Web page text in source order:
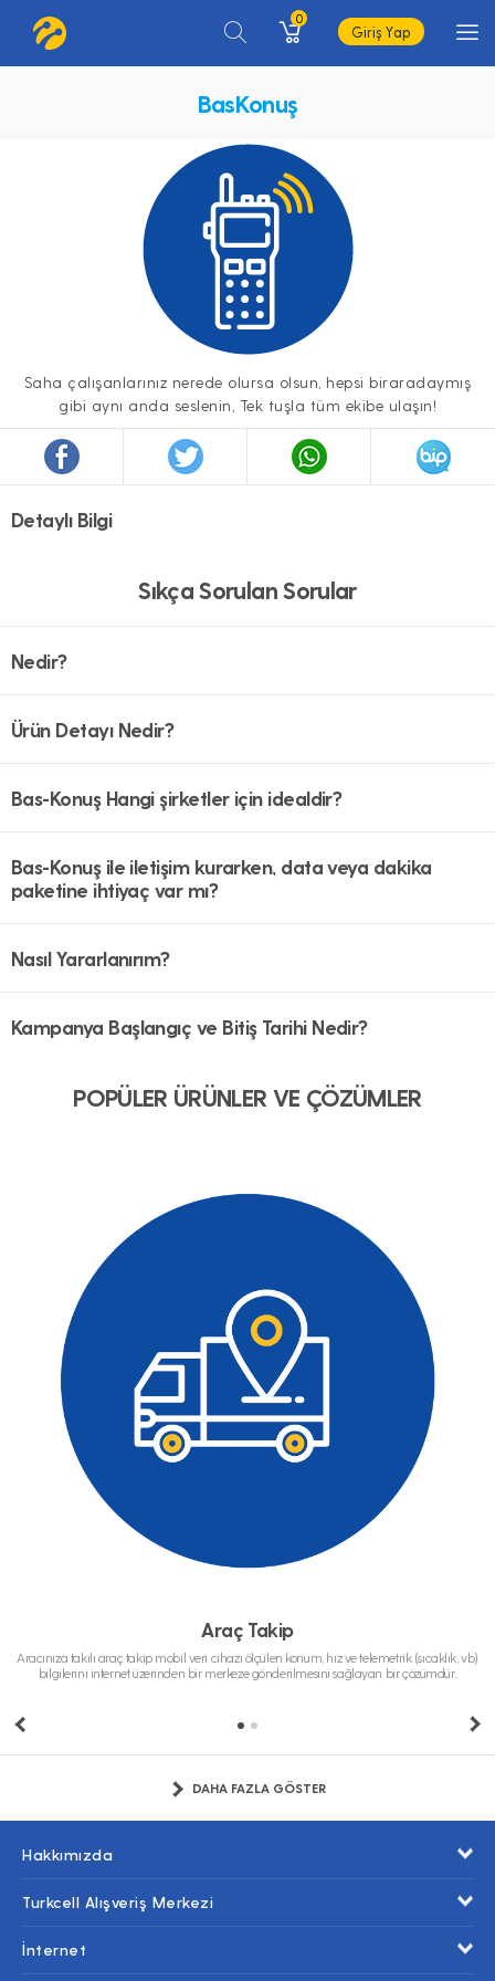
0
Giriş Yap
BasKonuş
Saha çalışanlarınız nerede olursa olsun, hepsi biraradaymış
gibi aynı anda seslenin, Tek tuşla tüm ekibe ulaşın!
Detaylı Bilgi
Sıkça Sorulan Sorular
Nedir?
Ürün Detayı Nedir?
Bas-Konuş Hangi şirketler için idealdir?
Bas-Konuş ile iletişim kurarken, data veya dakika
paketine ihtiyaç var mı?
Nasıl Yararlanırım?
Kampanya Başlangıç ve Bitiş Tarihi Nedir?
POPÜLER ÜRÜNLER VE ÇÖZÜMLER
Araç Takip
Aracınıza takılı araç takip mobil veri cihazı ölçülen konum, hız ve telemetrik (sıcaklık, vb)
bilgilerini internet üzerinden bir merkeze gönderilmesini sağlayan bir çözümdür.
DAHA FAZLA GÖSTER
Hakkımızda
Turkcell Alışveriş Merkezi
İnternet